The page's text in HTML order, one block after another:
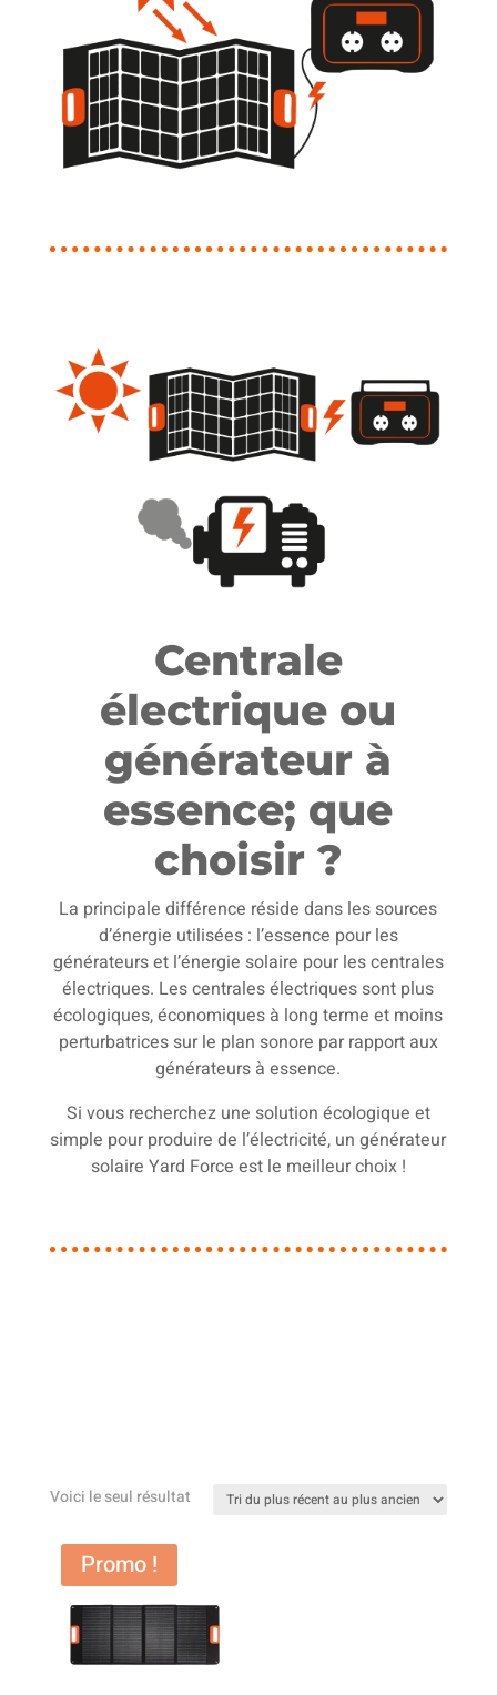
Centrale
électrique ou
générateur à
essence; que
choisir ?
La principale différence réside dans les sources
d’énergie utilisées : l’essence pour les
générateurs et l’énergie solaire pour les centrales
électriques. Les centrales électriques sont plus
écologiques, économiques à long terme et moins
perturbatrices sur le plan sonore par rapport aux
générateurs à essence.
Si vous recherchez une solution écologique et
simple pour produire de l’électricité, un générateur
solaire Yard Force est le meilleur choix !
Voici le seul résultat
Promo !